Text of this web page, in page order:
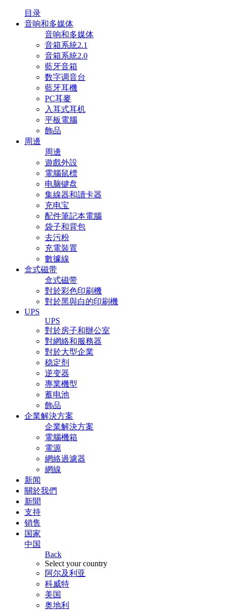
目录
音响和多媒体
音响和多媒体
音箱系統2.1
音箱系統2.0
藍牙音箱
数字调音台
藍牙耳機
PC耳麥
入耳式耳机
平板電腦
飾品
周邊
周邊
遊戲外設
電腦鼠標
电脑键盘
集線器和讀卡器
充电宝
配件筆記本電腦
袋子和背包
去污粉
充電裝置
數據線
盒式磁带
盒式磁带
對於彩色印刷機
對於黑與白的印刷機
UPS
UPS
對於房子和辦公室
對網絡和服務器
對於大型企業
稳定剂
逆变器
專業機型
蓄电池
飾品
企業解決方案
企業解決方案
電腦機箱
電源
網絡過濾器
網線
新闻
關於我們
新聞
支持
销售
国家
中国
Back
Select your country
阿尔及利亚
科威特
美国
奥地利